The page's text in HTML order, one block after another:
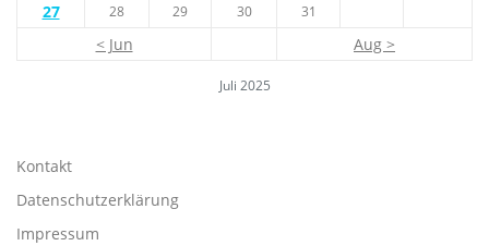
Juli 2025
27
28 29 30 31
< Jun Aug >
Kontakt
Datenschutzerklärung
Impressum